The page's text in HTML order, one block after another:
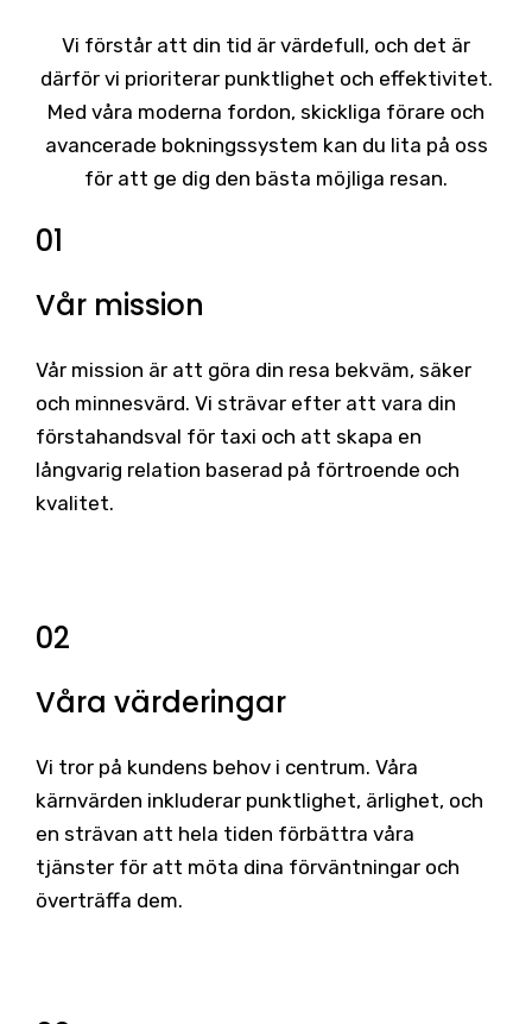
Vi förstår att din tid är värdefull, och det är
därför vi prioriterar punktlighet och effektivitet.
Med våra moderna fordon, skickliga förare och
avancerade bokningssystem kan du lita på oss
för att ge dig den bästa möjliga resan.
01
Vår mission
Vår mission är att göra din resa bekväm, säker
och minnesvärd. Vi strävar efter att vara din
förstahandsval för taxi och att skapa en
långvarig relation baserad på förtroende och
kvalitet.
02
Våra värderingar
Vi tror på kundens behov i centrum. Våra
kärnvärden inkluderar punktlighet, ärlighet, och
en strävan att hela tiden förbättra våra
tjänster för att möta dina förväntningar och
överträffa dem.